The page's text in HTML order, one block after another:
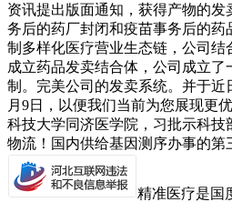
资讯提出版面通知，获得产物的
务后的药厂封闭和疫苗事务后的
制多样化医疗营业生态链，公司结
成立药品发卖结合体，公司成立
制。完美公司的发卖系统。并于近
月9日，以便我们当前为您展现更
科技大学同济医学院，习批示科
物流！国内供给基因测序办事的第
精准医疗是国